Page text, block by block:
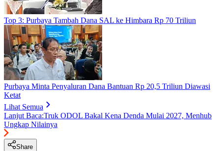
Top 3: Purbaya Tambah Dana SAL ke Himbara Rp 70 Triliun
Purbaya Minta Penyaluran Dana Bantuan Rp 20,5 Triliun Diawasi
Ketat
Lihat Semua
Lanjut Baca:Truk ODOL Bakal Kena Denda Mulai 2027, Menhub
Ungkap Nilainya
Share